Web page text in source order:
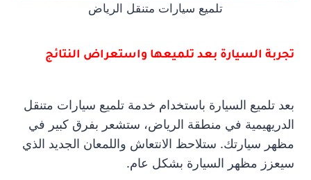
تلميع سيارات متنقل الرياض
تجربة السيارة بعد تلميعها واستعراض النتائج
بعد تلميع السيارة باستخدام خدمة تلميع سيارات متنقل
الدريهيمية في منطقة الرياض، ستشعر بفرق كبير في
مظهر سيارتك. ستلاحظ الانتعاش واللمعان الجديد الذي
سيعزز مظهر السيارة بشكل عام.